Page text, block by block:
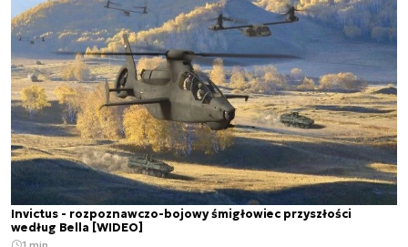
Invictus - rozpoznawczo-bojowy śmigłowiec przyszłości
według Bella [WIDEO]